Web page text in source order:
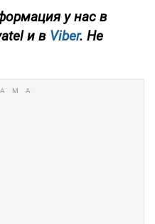
у нас в
и в Viber. Не